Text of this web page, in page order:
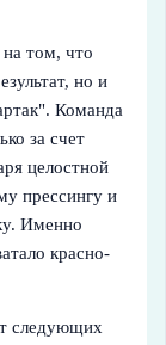
на том, что
но и
Команда
за счет
целостной
прессингу и
Именно
красно-
следующих